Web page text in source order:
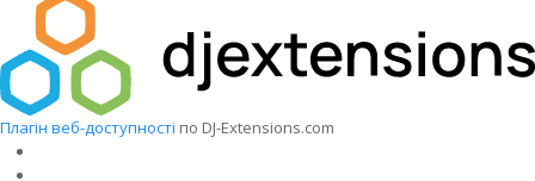
Плагін веб-доступності по DJ-Extensions.com